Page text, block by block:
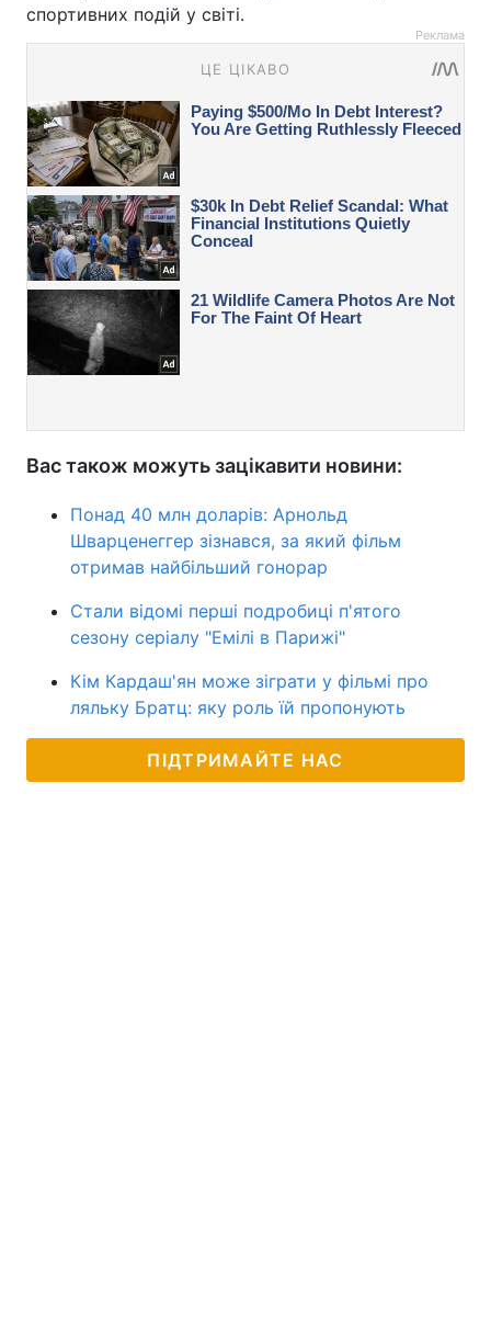
спортивних подій у світі.
Реклама
Вас також можуть зацікавити новини:
Понад 40 млн доларів: Арнольд
Шварценеггер зізнався, за який фільм
отримав найбільший гонорар
Стали відомі перші подробиці п'ятого
сезону серіалу "Емілі в Парижі"
Кім Кардаш'ян може зіграти у фільмі про
ляльку Братц: яку роль їй пропонують
ПІДТРИМАЙТЕ НАС